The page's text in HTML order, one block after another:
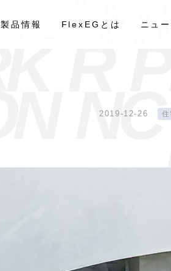
製品情報 FlexEGとは ニュー
2019-12-26
RCHI T
NC